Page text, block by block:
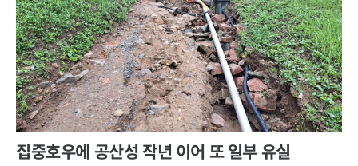
집중호우에 공산성 작년 이어 또 일부 유실